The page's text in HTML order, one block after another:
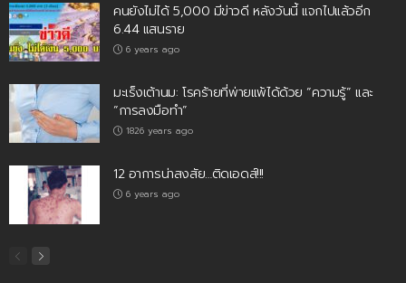
คนยังไม่ได้ 5,000 มีข่าวดี หลังวันนี้ แจกไปแล้วอีก
6.44 แสนราย
6 years ago
มะเร็งเต้านม: โรคร้ายที่พ่ายแพ้ได้ด้วย “ความรู้” และ
“การลงมือทำ”
1826 years ago
12 อาการน่าสงสัย…ติดเอดส์!!!
6 years ago